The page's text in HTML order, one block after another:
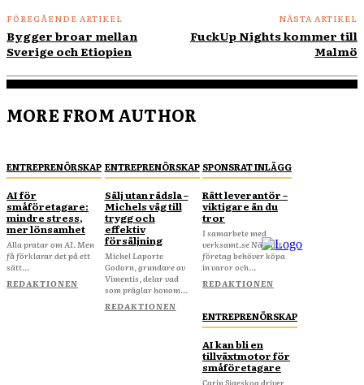
FÖREGÅENDE ARTIKEL
Bygger broar mellan
Sverige och Etiopien
NÄSTA ARTIKEL
FuckUp Nights kommer till
Malmö
MORE FROM AUTHOR
ENTREPRENÖRSKAP
AI för
småföretagare:
mindre stress,
mer lönsamhet
Alla pratar om AI. Men
få förklarar det på ett
sätt...
REDAKTIONEN
ENTREPRENÖRSKAP
Sälj utan rädsla –
Michels väg till
trygg och
effektiv
försäljning
Michel Laporte
Godorn, grundare av
Vimentis, delar vad
som präglar honom...
REDAKTIONEN
SPONSRAT INLÄGG
Rätt leverantör –
viktigare än du
tror
I samarbete med
verksamt.se När ditt
företag behöver köpa
in varor och...
REDAKTIONEN
ENTREPRENÖRSKAP
AI kan bli en
tillväxtmotor för
småföretagare
Carin Sigeskog driver